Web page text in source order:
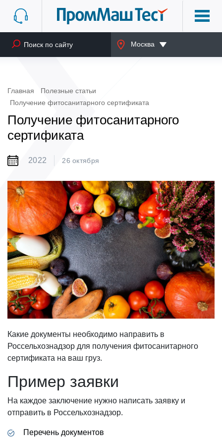
Москва
Главная
Полезные статьи
Получение фитосанитарного сертификата
Получение фитосанитарного
сертификата
2022 26 октября
Какие документы необходимо направить в
Россельхознадзор для получения фитосанитарного
сертификата на ваш груз.
Пример заявки
На каждое заключение нужно написать заявку и
отправить в Россельхознадзор.
Перечень документов